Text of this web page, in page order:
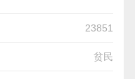
23851
贫民